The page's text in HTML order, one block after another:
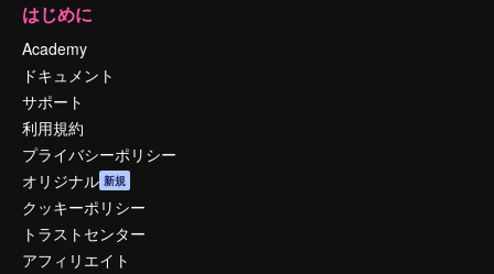
はじめに
Academy
ドキュメント
サポート
利用規約
プライバシーポリシー
オリジナル 新規
クッキーポリシー
トラストセンター
アフィリエイト